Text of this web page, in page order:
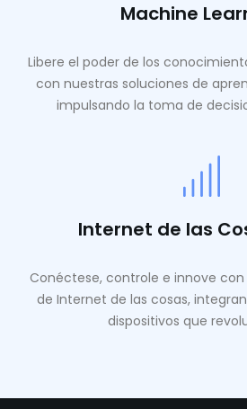
Machine
Libere el poder de los
con nuestras soluciones de
impulsando la toma de
Internet de las
Conéctese, controle e innove
de Internet de las cosas,
dispositivos que